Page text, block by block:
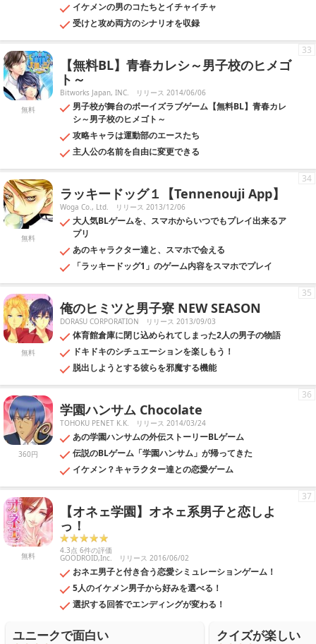
イケメンの男のコたちとイチャイチャ
受けと攻め両方のシナリオを収録
無料
【無料BL】青春カレシ～男子校のヒメゴ
ト～
Bitworks Japan, INC. リリース 2014/06/06
男子校が舞台のボーイズラブゲーム【無料BL】青春カレ
シ～男子校のヒメゴト～
攻略キャラは運動部のエースたち
主人公の名前を自由に変更できる
33
無料
ラッキードッグ１【Tennenouji App】
Woga Co., Ltd. リリース 2013/12/06
大人気BLゲームを、スマホからいつでもプレイ出来るア
プリ
あのキャラクター達と、スマホで会える
「ラッキードッグ1」のゲーム内容をスマホでプレイ
34
無料
俺のヒミツと男子寮 NEW SEASON
DORASU CORPORATION リリース 2013/09/03
体育館倉庫に閉じ込められてしまった2人の男子の物語
ドキドキのシチュエーションを楽しもう！
脱出しようとする彼らを邪魔する機能
35
360円
学園ハンサム Chocolate
TOHOKU PENET K.K. リリース 2014/03/24
あの学園ハンサムの外伝ストーリーBLゲーム
伝説のBLゲーム「学園ハンサム」が帰ってきた
イケメン？キャラクター達との恋愛ゲーム
36
無料
【オネェ学園】オネェ系男子と恋しよ
っ！
4.3点 6件の評価
GOODROID,Inc. リリース 2016/06/02
おネエ男子と付き合う恋愛シミュレーションゲーム！
5人のイケメン男子から好みを選べる！
選択する回答でエンディングが変わる！
37
ユニークで面白い クイズが楽しい